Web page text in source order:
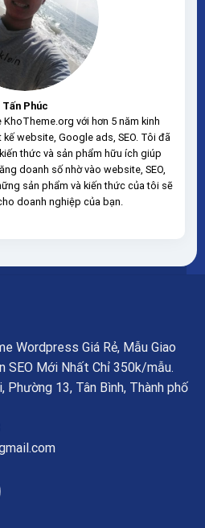
Tấn Phúc
với hơn 5 năm kinh
website, Google ads, SEO. Tôi đã
thức và sản phẩm hữu ích giúp
doanh số nhờ vào website, SEO,
sản phẩm và kiến thức của tôi sẽ
doanh nghiệp của bạn.
Wordpress Giá Rẻ, Mẫu Giao
SEO Mới Nhất Chỉ 350k/mẫu.
Phường 13, Tân Bình, Thành phố